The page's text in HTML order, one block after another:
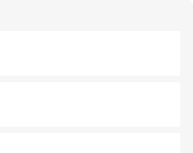
の風情を楽しめる外せないスポット